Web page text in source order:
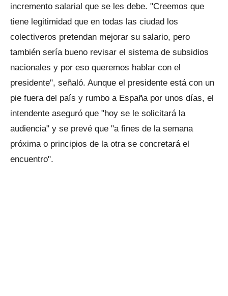
incremento salarial que se les debe. "Creemos que
tiene legitimidad que en todas las ciudad los
colectiveros pretendan mejorar su salario, pero
también sería bueno revisar el sistema de subsidios
nacionales y por eso queremos hablar con el
presidente", señaló. Aunque el presidente está con un
pie fuera del país y rumbo a España por unos días, el
intendente aseguró que "hoy se le solicitará la
audiencia" y se prevé que "a fines de la semana
próxima o principios de la otra se concretará el
encuentro".